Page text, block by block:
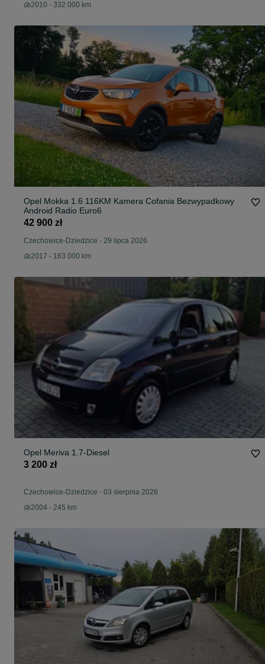
2010 - 332 000 km
Opel Mokka 1.6 116KM Kamera Cofania Bezwypadkowy
Android Radio Euro6
42 900 zł
Czechowice-Dziedzice - 29 lipca 2026
2017 - 163 000 km
Opel Meriva 1.7-Diesel
3 200 zł
Czechowice-Dziedzice - 03 sierpnia 2026
2004 - 245 km